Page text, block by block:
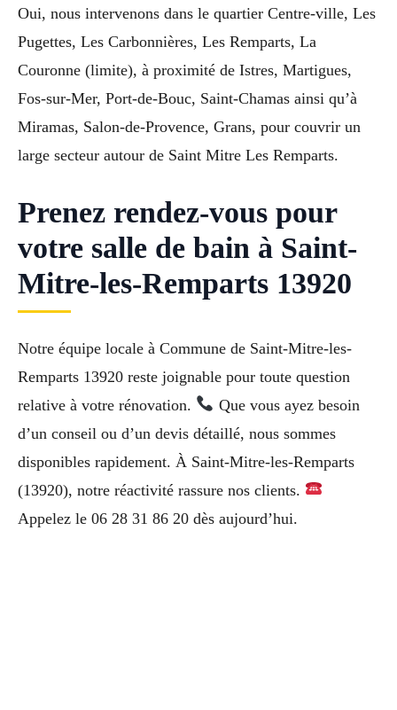
Oui, nous intervenons dans le quartier Centre-ville, Les
Pugettes, Les Carbonnières, Les Remparts, La
Couronne (limite), à proximité de Istres, Martigues,
Fos-sur-Mer, Port-de-Bouc, Saint-Chamas ainsi qu’à
Miramas, Salon-de-Provence, Grans, pour couvrir un
large secteur autour de Saint Mitre Les Remparts.
Prenez rendez-vous pour
votre salle de bain à Saint-
Mitre-les-Remparts 13920
Notre équipe locale à Commune de Saint-Mitre-les-
Remparts 13920 reste joignable pour toute question
relative à votre rénovation.
Que vous ayez besoin
d’un conseil ou d’un devis détaillé, nous sommes
disponibles rapidement. À Saint-Mitre-les-Remparts
(13920), notre réactivité rassure nos clients.
Appelez le 06 28 31 86 20 dès aujourd’hui.